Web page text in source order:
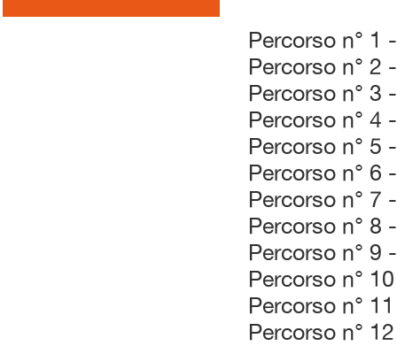
Percorso n° 1
Percorso n° 2
Percorso n° 3
Percorso n° 4
Percorso n° 5
Percorso n° 6
Percorso n° 7
Percorso n° 8
Percorso n° 9
Percorso n°
Percorso n°
Percorso n°